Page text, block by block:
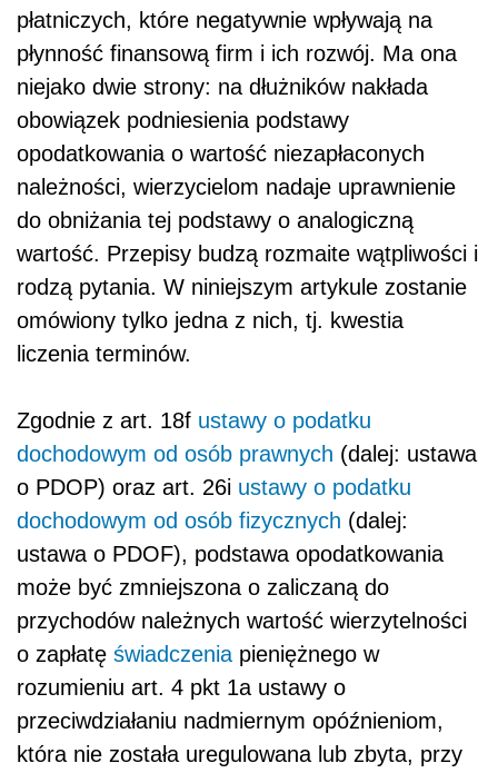
płatniczych, które negatywnie wpływają na
płynność finansową firm i ich rozwój. Ma ona
niejako dwie strony: na dłużników nakłada
obowiązek podniesienia podstawy
opodatkowania o wartość niezapłaconych
należności, wierzycielom nadaje uprawnienie
do obniżania tej podstawy o analogiczną
wartość. Przepisy budzą rozmaite wątpliwości i
rodzą pytania. W niniejszym artykule zostanie
omówiony tylko jedna z nich, tj. kwestia
liczenia terminów.
Zgodnie z art. 18f ustawy o podatku
dochodowym od osób prawnych (dalej: ustawa
o PDOP) oraz art. 26i ustawy o podatku
dochodowym od osób fizycznych (dalej:
ustawa o PDOF), podstawa opodatkowania
może być zmniejszona o zaliczaną do
przychodów należnych wartość wierzytelności
o zapłatę świadczenia pieniężnego w
rozumieniu art. 4 pkt 1a ustawy o
przeciwdziałaniu nadmiernym opóźnieniom,
która nie została uregulowana lub zbyta, przy